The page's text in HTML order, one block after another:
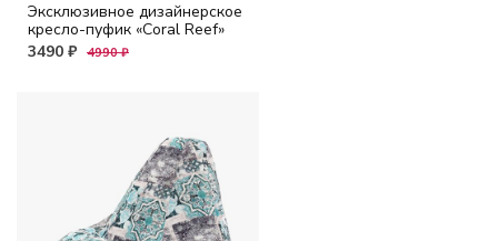
Эксклюзивное дизайнерское
кресло-пуфик «Coral Reef»
3490 ₽ 4990 ₽